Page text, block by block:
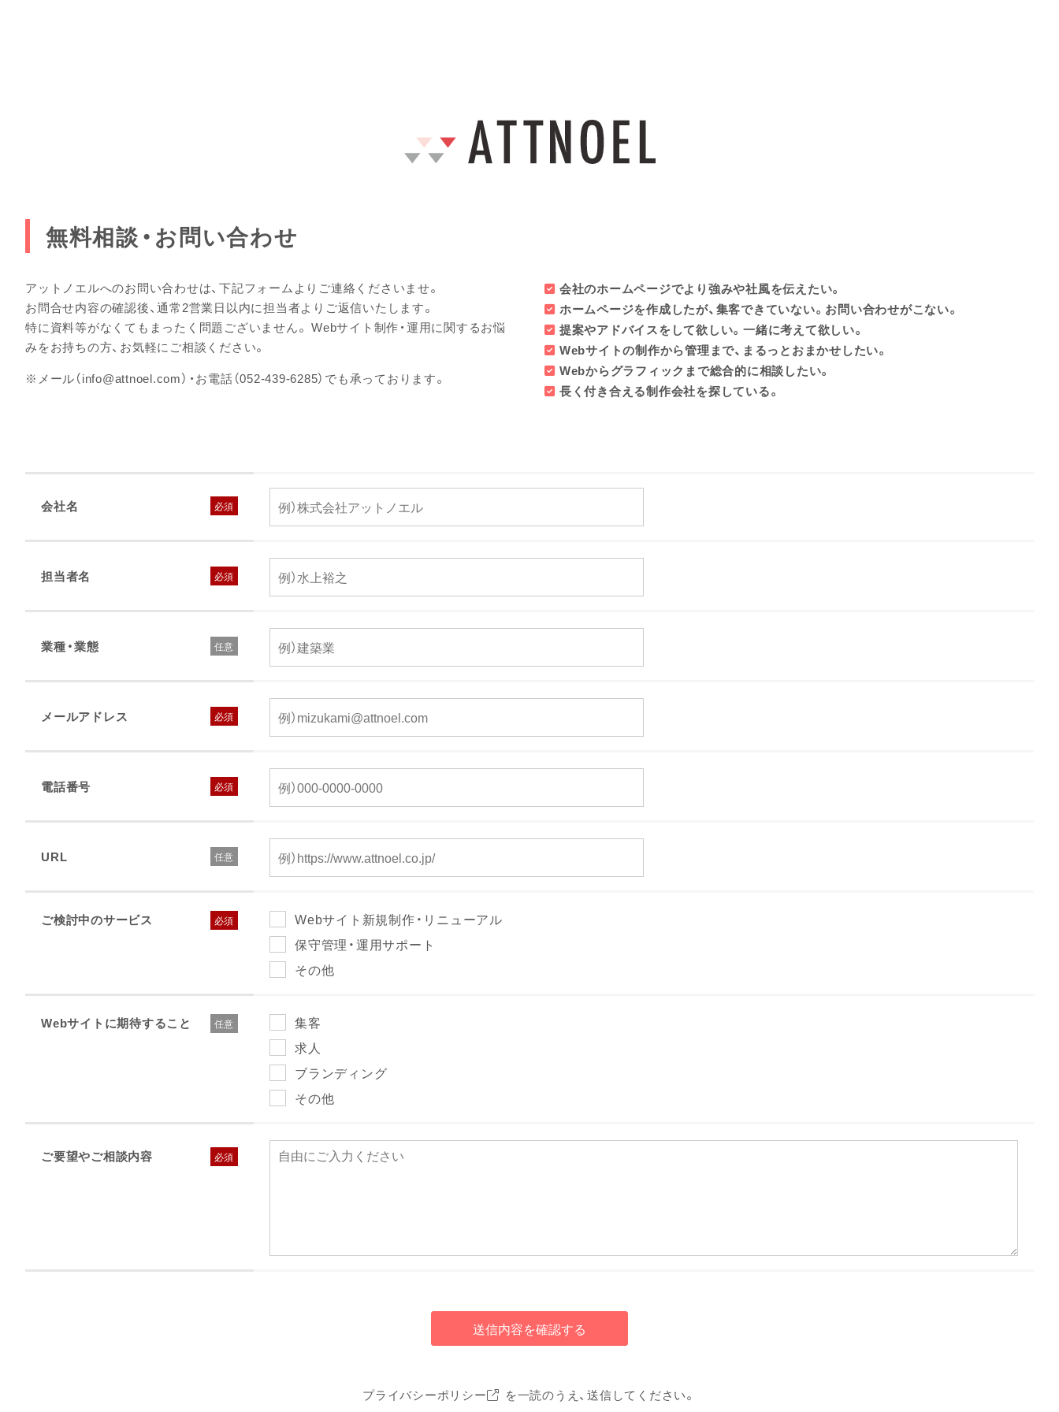
無料相談・お問い合わせ
アットノエルへのお問い合わせは、下記フォームよりご連絡くださいませ。
お問合せ内容の確認後、通常2営業日以内に担当者よりご返信いたします。
特に資料等がなくてもまったく問題ございません。 Webサイト制作・運用に関するお悩
みをお持ちの方、お気軽にご相談ください。
※メール（info@attnoel.com）・お電話（052-439-6285）でも承っております。
会社のホームページでより強みや社風を伝えたい。
ホームページを作成したが、集客できていない。お問い合わせがこない。
提案やアドバイスをして欲しい。一緒に考えて欲しい。
Webサイトの制作から管理まで、まるっとおまかせしたい。
Webからグラフィックまで総合的に相談したい。
長く付き合える制作会社を探している。
会社名
担当者名
業種・業態
メールアドレス
電話番号
URL
ご検討中のサービス
Webサイト新規制作・リニューアル
保守管理・運用サポート
その他
Webサイトに期待すること
集客
求人
ブランディング
その他
ご要望やご相談内容
送信内容を確認する
プライバシーポリシー を一読のうえ、送信してください。